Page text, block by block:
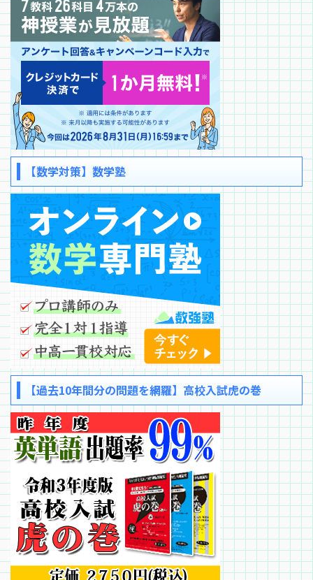
【数学対策】数学塾
【過去10年間分の問題を網羅】高校入試虎の巻